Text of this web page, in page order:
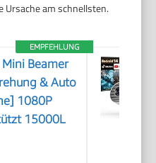
Ursache am schnellsten.
EMPFEHLUNG
Mini Beamer
& Auto
1080P
15000L